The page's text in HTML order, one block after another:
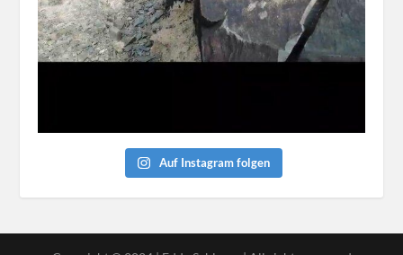
Auf Instagram folgen